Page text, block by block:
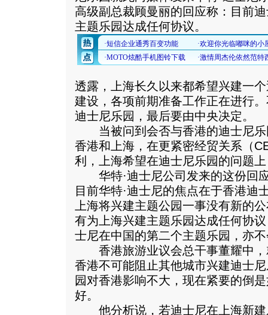
高级副总裁顾曼丽的回应称：目前
主题乐园达成任何协议。
透露，上海长久以来都希望兴建一
建设，各项前期准备工作正在进行
迪士尼乐园，最后要由中央决定。
当被问到会否与香港的迪士尼乐
香港和上海，在更紧密经贸关系（
利，上海希望在迪士尼乐园的问题
华特·迪士尼公司发来的这份回
目前华特·迪士尼的焦点在于香港迪
上海将兴建主题公园一事没有新的
有为上海兴建主题乐园达成任何协
士尼在中国的第二个主题乐园，亦
香港旅游业议会总干事董耀中，
香港不可能阻止其他城市兴建迪士
园对香港影响不大，现在紧要的倒
好。
他分析说，若迪士尼在上海新建